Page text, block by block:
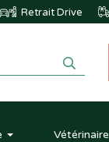
Retrait Drive
Vétérinaire